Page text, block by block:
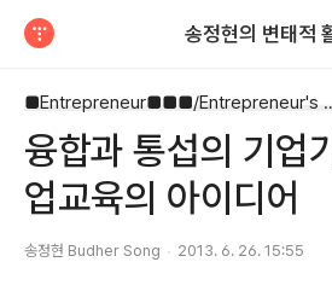
송정현의 변태적
융합과 통섭의 기업
업교육의 아이디어
송정현 Budher Song 2013. 6. 26. 15:55